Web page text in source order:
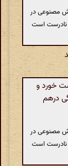
مصنوعی در
نادرست است
خورد و
درهم
مصنوعی در
نادرست است